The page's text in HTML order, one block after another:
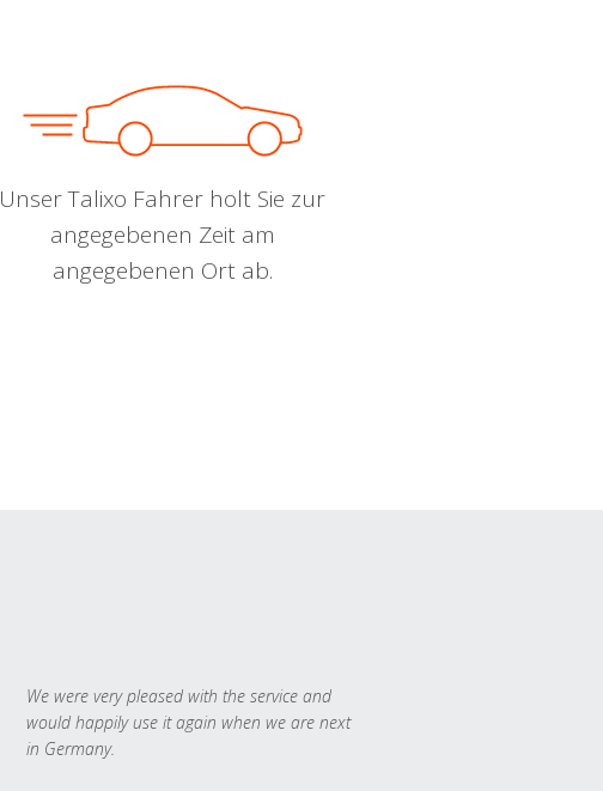
Unser Talixo Fahrer holt Sie zur
angegebenen Zeit am
angegebenen Ort ab.
We were very pleased with the service and
would happily use it again when we are next
in Germany.